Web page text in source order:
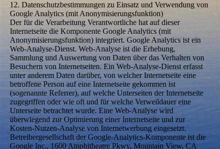
12. Datenschutzbestimmungen zu Einsatz und Verwendung von
Google Analytics (mit Anonymisierungsfunktion)
Der für die Verarbeitung Verantwortliche hat auf dieser
Internetseite die Komponente Google Analytics (mit
Anonymisierungsfunktion) integriert. Google Analytics ist ein
Web-Analyse-Dienst. Web-Analyse ist die Erhebung,
Sammlung und Auswertung von Daten über das Verhalten von
Besuchern von Internetseiten. Ein Web-Analyse-Dienst erfasst
unter anderem Daten darüber, von welcher Internetseite eine
betroffene Person auf eine Internetseite gekommen ist
(sogenannte Referrer), auf welche Unterseiten der Internetseite
zugegriffen oder wie oft und für welche Verweildauer eine
Unterseite betrachtet wurde. Eine Web-Analyse wird
überwiegend zur Optimierung einer Internetseite und zur
Kosten-Nutzen-Analyse von Internetwerbung eingesetzt.
Betreibergesellschaft der Google-Analytics-Komponente ist die
Google Inc., 1600 Amphitheatre Pkwy, Mountain View, CA